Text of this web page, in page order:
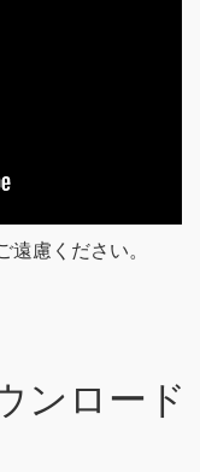
慮ください。
ンロード